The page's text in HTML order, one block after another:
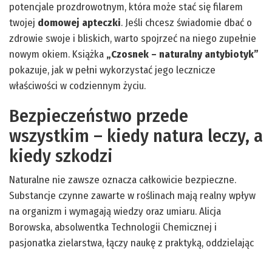
potencjale prozdrowotnym, która może stać się filarem
twojej domowej apteczki. Jeśli chcesz świadomie dbać o
zdrowie swoje i bliskich, warto spojrzeć na niego zupełnie
nowym okiem. Książka „Czosnek – naturalny antybiotyk”
pokazuje, jak w pełni wykorzystać jego lecznicze
właściwości w codziennym życiu.
Bezpieczeństwo przede
wszystkim – kiedy natura leczy, a
kiedy szkodzi
Naturalne nie zawsze oznacza całkowicie bezpieczne.
Substancje czynne zawarte w roślinach mają realny wpływ
na organizm i wymagają wiedzy oraz umiaru. Alicja
Borowska, absolwentka Technologii Chemicznej i
pasjonatka zielarstwa, łączy naukę z praktyką, oddzielając